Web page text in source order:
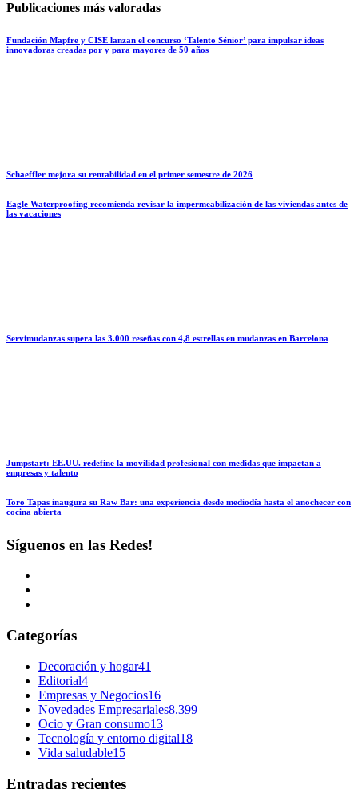
Publicaciones más valoradas
Fundación Mapfre y CISE lanzan el concurso ‘Talento Sénior’ para impulsar ideas
innovadoras creadas por y para mayores de 50 años
Schaeffler mejora su rentabilidad en el primer semestre de 2026
Eagle Waterproofing recomienda revisar la impermeabilización de las viviendas antes de
las vacaciones
Servimudanzas supera las 3.000 reseñas con 4,8 estrellas en mudanzas en Barcelona
Jumpstart: EE.UU. redefine la movilidad profesional con medidas que impactan a
empresas y talento
Toro Tapas inaugura su Raw Bar: una experiencia desde mediodía hasta el anochecer con
cocina abierta
Síguenos en las Redes!
Categorías
Decoración y hogar41
Editorial4
Empresas y Negocios16
Novedades Empresariales8.399
Ocio y Gran consumo13
Tecnología y entorno digital18
Vida saludable15
Entradas recientes